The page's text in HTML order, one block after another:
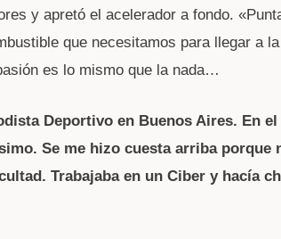
y apretó el acelerador a fondo.
que necesitamos para llegar a
es lo mismo que la nada…
Deportivo en Buenos Aires. En
Se me hizo cuesta arriba porque
Trabajaba en un Ciber y hacía